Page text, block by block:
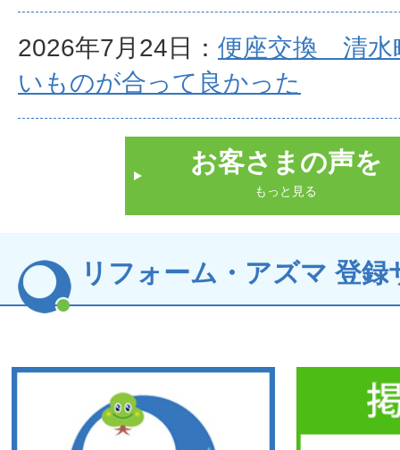
2026年7月24日： 便座交換 清
いものが合って良かった
お客さまの声を
もっと見る
リフォーム・アズマ 登録